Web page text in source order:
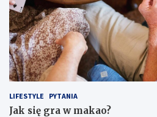
LIFESTYLE PYTANIA
Jak się gra w makao?